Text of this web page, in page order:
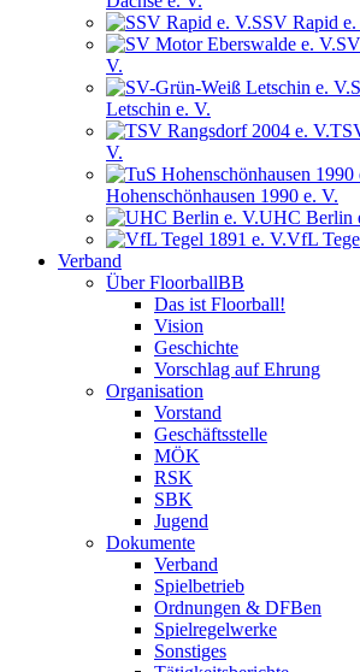
SSV Rapid e.
V.
Letschin e. V.
V.
Hohenschönhausen 1990 e. V.
UHC Berlin
VfL
Verband
Über FloorballBB
Das ist Floorball!
Vision
Geschichte
Vorschlag auf Ehrung
Organisation
Vorstand
Geschäftsstelle
MÖK
RSK
SBK
Jugend
Dokumente
Verband
Spielbetrieb
Ordnungen & DFBen
Spielregelwerke
Sonstiges